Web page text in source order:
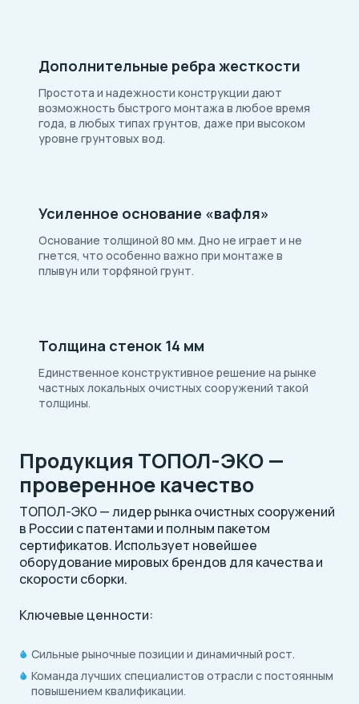
Дополнительные ребра жесткости
Простота и надежности конструкции дают
возможность быстрого монтажа в любое время
года, в любых типах грунтов, даже при высоком
уровне грунтовых вод.
Усиленное основание «вафля»
Основание толщиной 80 мм. Дно не играет и не
гнется, что особенно важно при монтаже в
плывун или торфяной грунт.
Толщина стенок 14 мм
Единственное конструктивное решение на рынке
частных локальных очистных сооружений такой
толщины.
Продукция ТОПОЛ-ЭКО —
проверенное качество
ТОПОЛ-ЭКО — лидер рынка очистных сооружений
в России с патентами и полным пакетом
сертификатов. Использует новейшее
оборудование мировых брендов для качества и
скорости сборки.
Ключевые ценности:
Сильные рыночные позиции и динамичный рост.
Команда лучших специалистов отрасли с постоянным
повышением квалификации.